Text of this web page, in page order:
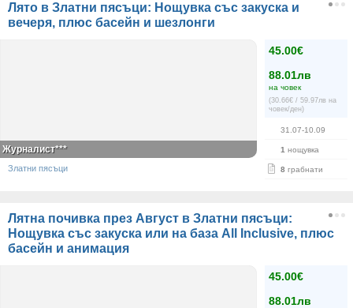
Лято в Златни пясъци: Нощувка със закуска и
вечеря, плюс басейн и шезлонги
45.00€
88.01лв
на човек
(30.66€ / 59.97лв на
човек/ден)
31.07-10.09
1 нощувка
8 грабнати
Журналист***
Златни пясъци
Лятна почивка през Август в Златни пясъци:
Нощувка със закуска или на база All Inclusive, плюс
басейн и анимация
45.00€
88.01лв